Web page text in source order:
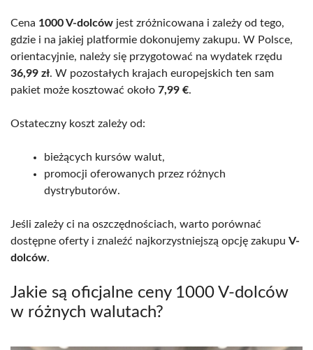
Cena 1000 V-dolców jest zróżnicowana i zależy od tego,
gdzie i na jakiej platformie dokonujemy zakupu. W Polsce,
orientacyjnie, należy się przygotować na wydatek rzędu
36,99 zł. W pozostałych krajach europejskich ten sam
pakiet może kosztować około 7,99 €.
Ostateczny koszt zależy od:
bieżących kursów walut,
promocji oferowanych przez różnych
dystrybutorów.
Jeśli zależy ci na oszczędnościach, warto porównać
dostępne oferty i znaleźć najkorzystniejszą opcję zakupu V-
dolców.
Jakie są oficjalne ceny 1000 V-dolców
w różnych walutach?